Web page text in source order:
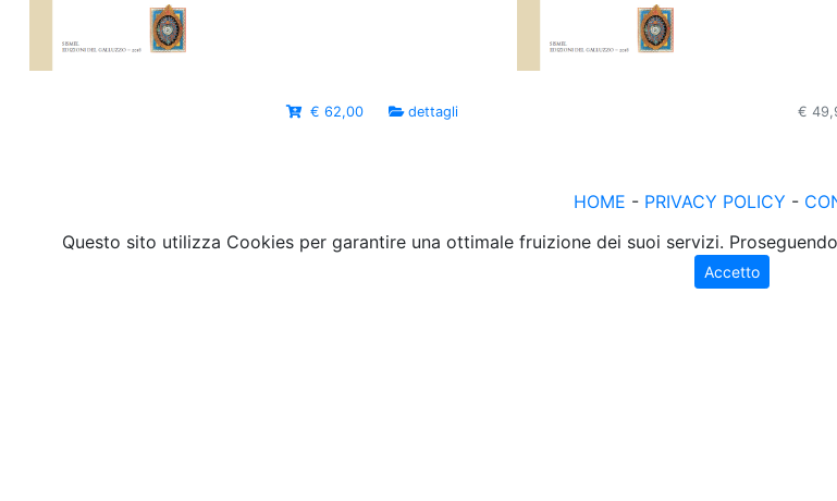
€ 62,00 dettagli €
HOME - PRIVACY POLICY -
Questo sito utilizza Cookies per garantire una ottimale fruizione dei suoi servizi.
Accetto